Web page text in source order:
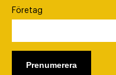
Företag